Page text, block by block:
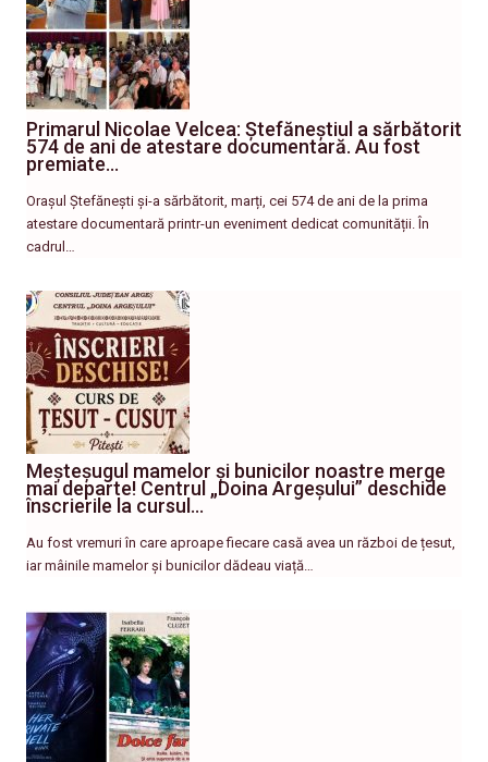
Primarul Nicolae Velcea: Ștefăneștiul a sărbătorit
574 de ani de atestare documentară. Au fost
premiate…
Orașul Ștefănești și-a sărbătorit, marți, cei 574 de ani de la prima
atestare documentară printr-un eveniment dedicat comunității. În
cadrul…
Meșteșugul mamelor și bunicilor noastre merge
mai departe! Centrul „Doina Argeșului” deschide
înscrierile la cursul…
Au fost vremuri în care aproape fiecare casă avea un război de țesut,
iar mâinile mamelor și bunicilor dădeau viață…